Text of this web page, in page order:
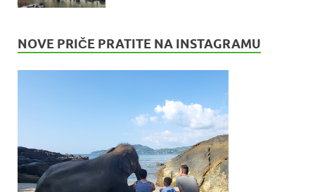
NOVE PRIČE PRATITE NA INSTAGRAMU